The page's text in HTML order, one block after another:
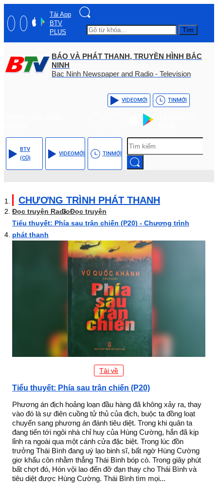
Tải App
BTV
PLUS
Tìm
BÁO VÀ PHÁT THANH, TRUYỀN HÌNH BẮC
NINH
Bac Ninh Newspaper and Radio - Television
VIDEOMỚI TINMỚI
BTV
(CŨ)
VIDEOMỚI TINMỚI
CHƯƠNG TRÌNH PHÁT THANH
Đọc truyện RadioĐọc truyện
Tiểu thuyết: Phía sau trận chiến (P20) - Chương trình
phát thanh
Tải về
Tiểu thuyết: Phía sau trận chiến (P20)
Phương án địch hoảng loạn đầu hàng đã không xảy ra, thay
vào đó là sự điên cuồng tử thủ của địch, buộc ta đồng loạt
chuyển sang phương án đánh tiêu diệt. Trong khi quân ta
đang tiến tới ngôi nhà chỉ huy của Hùng Cường, hắn đã kịp
lỉnh ra ngoài qua một cánh cửa đặc biệt. Trong lúc đồn
trưởng Thái Bình đang uý lạo binh sĩ, bất ngờ Hùng Cường
giơ khẩu côn nhằm thẳng Thái Bình bóp cò. Trong giây phút
bất chợt đó, Hón vội lao đến đỡ đạn thay cho Thái Bình và
tiêu diệt được Hùng Cường. Thái Bình tìm mọi...